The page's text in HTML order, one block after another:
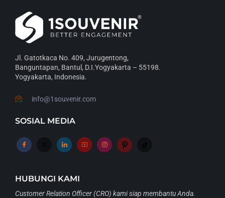
Jl. Gatotkaca No. 409, Jurugentong,
Banguntapan, Bantul, D.I.Yogyakarta – 55198.
Yogyakarta, Indonesia.
info@1souvenir.com
SOSIAL MEDIA
HUBUNGI KAMI
Customer Relation Officer (CRO) kami siap membantu Anda.